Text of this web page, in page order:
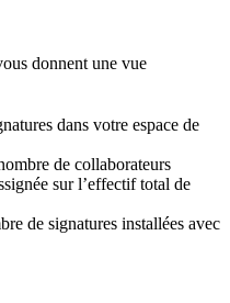
donnent une vue
dans votre espace de
de collaborateurs
sur l’effectif total de
de signatures installées avec